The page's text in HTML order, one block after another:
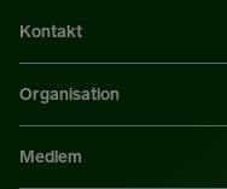
Kontakt
Organisation
Medlem